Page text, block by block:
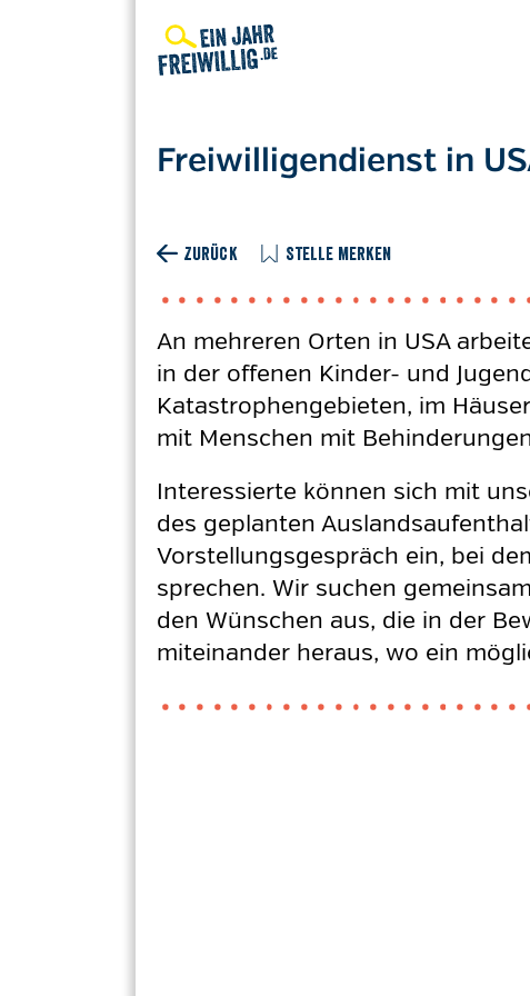
Freiwilligendienst in
ZURÜCK STELLE MERKEN
An mehreren Orten in USA
in der offenen Kinder- und
Katastrophengebieten, im
mit Menschen mit
Interessierte können sich mit
des geplanten
Vorstellungsgespräch ein, bei
sprechen. Wir suchen
den Wünschen aus, die in der
miteinander heraus, wo ein